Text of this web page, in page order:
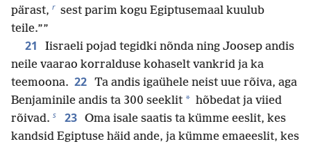
pärast, r sest parim kogu Egiptusemaal kuulub
teile.””
21
Iisraeli pojad tegidki nõnda ning Joosep andis
neile vaarao korralduse kohaselt vankrid ja ka
teemoona. 22 Ta andis igaühele neist uue rõiva, aga
Benjaminile andis ta 300 seeklit * hõbedat ja viied
rõivad. s 23 Oma isale saatis ta kümme eeslit, kes
kandsid Egiptuse häid ande, ja kümme emaeeslit, kes